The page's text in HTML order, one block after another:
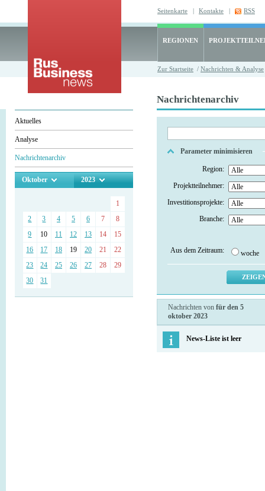
Seitenkarte | Kontakte | RSS
REGIONEN
Zur Startseite / Nachrichten & Analyse
Aktuelles
Analyse
Nachrichtenarchiv
Oktober 2023
1
2
3 4 5 6 7
8
9
10 11 12 13 14
15
16
17 18 19 20 21
22
23
24 25 26 27 28
29
30
31
Nachrichtenarchiv
Parameter minimisieren
Region:
Projektteilnehmer:
Investitionsprojekte:
Branche:
Aus dem Zeitraum: woche
Nachrichten von für den 5
oktober 2023
News-Liste ist leer